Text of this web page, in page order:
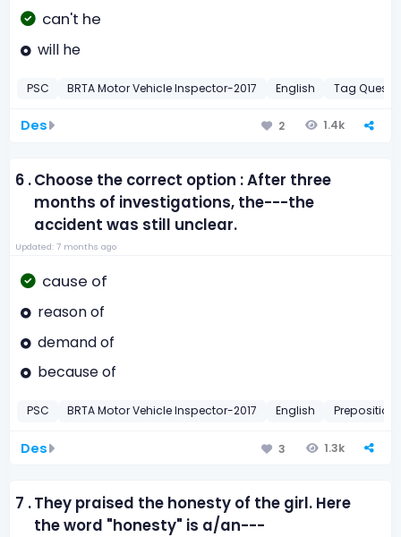
can't he
will he
PSC BRTA Motor Vehicle Inspector-2017 English Tag
Des 2 1.4k
6 .Choose the correct option : After three
months of investigations, the---the
accident was still unclear.
Updated: 7 months ago
cause of
reason of
demand of
because of
PSC BRTA Motor Vehicle Inspector-2017 English
Des 3 1.3k
7 .They praised the honesty of the girl. Here
the word "honesty" is a/an---